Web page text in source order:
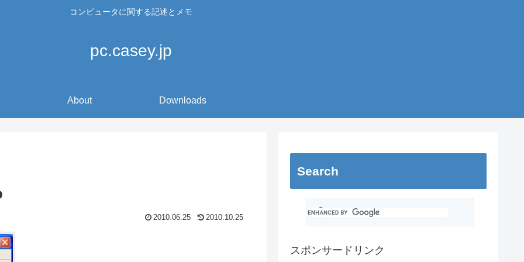
コンピュータに関する記述とメモ
pc.casey.jp
About Downloads
2010.06.25 2010.10.25
Search
スポンサードリンク